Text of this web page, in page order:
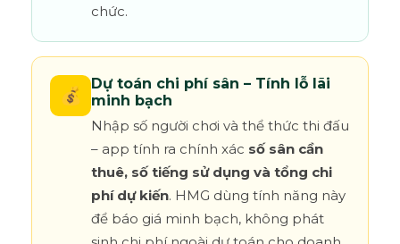
chức.
💰
Dự toán chi phí sân – Tính lỗ lãi
minh bạch
Nhập số người chơi và thể thức thi đấu
– app tính ra chính xác số sân cần
thuê, số tiếng sử dụng và tổng chi
phí dự kiến. HMG dùng tính năng này
để báo giá minh bạch, không phát